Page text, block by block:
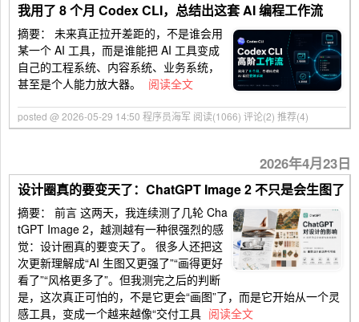
我用了 8 个月 Codex CLI，总结出这套 AI 编程工作流
摘要： 未来真正拉开差距的，不是谁会用
某一个 AI 工具，而是谁能把 AI 工具变成
自己的工程系统、内容系统、业务系统，
甚至是个人能力放大器。
阅读全文
posted @ 2026-05-29 14:50 程序员海军 阅读(1066) 评论(2) 推荐(4)
2026年4月23日
设计圈真的要变天了：ChatGPT Image 2 不只是会生图了
摘要： 前言 这两天，我连续测了几轮 Cha
tGPT Image 2，越测越有一种很强烈的感
觉：设计圈真的要变天了。 很多人还把这
次更新理解成“AI 生图又更强了”“画得更好
看了”“风格更多了”。但我测完之后的判断
是，这次真正可怕的，不是它更会“画图”了，而是它开始从一个灵
感工具，变成一个越来越像“交付工具 阅读全文